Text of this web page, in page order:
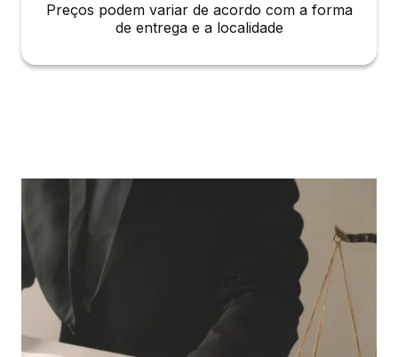
Preços podem variar de acordo com a forma
de entrega e a localidade